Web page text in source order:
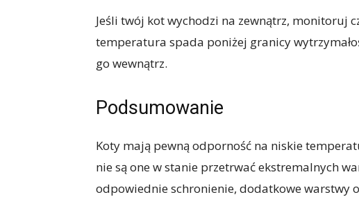
Jeśli twój kot wychodzi na zewnątrz, monitoruj
temperatura spada poniżej granicy
go wewnątrz.
Podsumowanie
Koty mają pewną odporność na niskie
nie są one w stanie przetrwać ekstremalnych
odpowiednie schronienie, dodatkowe warstwy